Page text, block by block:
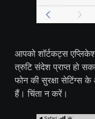
आपको शॉर्टकट्स
त्रुटि संदेश प्राप्त हो
फोन की सुरक्षा सेटिंग्स
हैं। चिंता न करें।